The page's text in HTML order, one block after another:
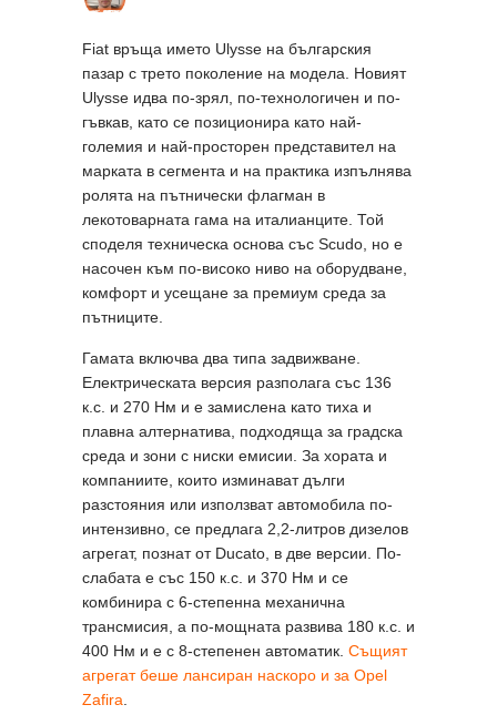
Fiat връща името Ulysse на българския
пазар с трето поколение на модела. Новият
Ulysse идва по-зрял, по-технологичен и по-
гъвкав, като се позиционира като най-
големия и най-просторен представител на
марката в сегмента и на практика изпълнява
ролята на пътнически флагман в
лекотоварната гама на италианците. Той
споделя техническа основа със Scudo, но е
насочен към по-високо ниво на оборудване,
комфорт и усещане за премиум среда за
пътниците.
Гамата включва два типа задвижване.
Електрическата версия разполага със 136
к.с. и 270 Нм и е замислена като тиха и
плавна алтернатива, подходяща за градска
среда и зони с ниски емисии. За хората и
компаниите, които изминават дълги
разстояния или използват автомобила по-
интензивно, се предлага 2,2-литров дизелов
агрегат, познат от Ducato, в две версии. По-
слабата е със 150 к.с. и 370 Нм и се
комбинира с 6-степенна механична
трансмисия, а по-мощната развива 180 к.с. и
400 Нм и е с 8-степенен автоматик. Същият
агрегат беше лансиран наскоро и за Opel
Zafira